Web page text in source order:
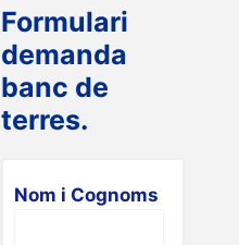
Formulari
demanda
banc de
terres.
Nom i Cognoms